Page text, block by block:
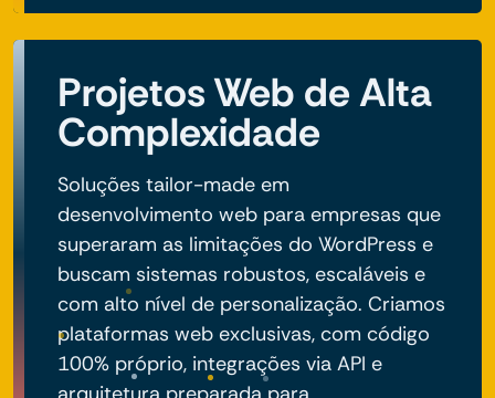
Projetos Web de Alta
Complexidade
Soluções tailor-made em
desenvolvimento web para empresas que
superaram as limitações do WordPress e
buscam sistemas robustos, escaláveis e
com alto nível de personalização. Criamos
plataformas web exclusivas, com código
100% próprio, integrações via API e